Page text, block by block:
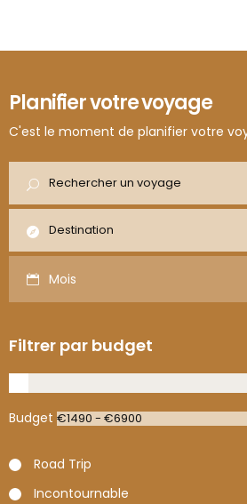
Road Trip
Californiens
Planifier votre voyage
C'est le moment de planifier votre
Mois
Filtrer par budget
Budget
Road Trip
Incontournable